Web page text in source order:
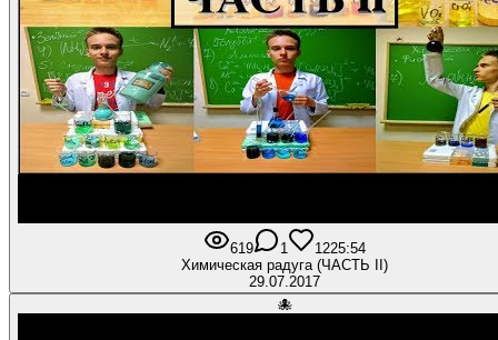
619 1 1225:54
Химическая радуга (ЧАСТЬ II)
29.07.2017
🐙